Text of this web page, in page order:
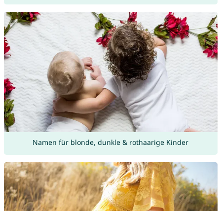
Namen für blonde, dunkle & rothaarige Kinder